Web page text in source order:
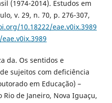
(1974-2014). Estudos em
v. 29, n. 70, p. 276-307,
10.18222/eae.v0ix.3989
da. Os sentidos e
sujeitos com deficiência
em Educação) –
de Janeiro, Nova Iguaçu,